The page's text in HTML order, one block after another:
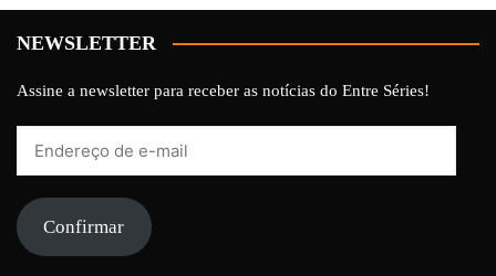
NEWSLETTER
Assine a newsletter para receber as notícias do Entre Séries!
mail Confirmar